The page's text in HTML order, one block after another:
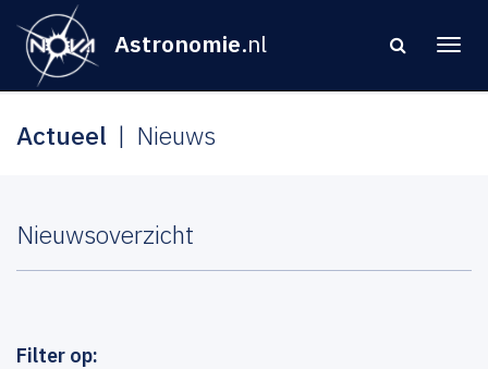
Astronomie.nl
Actueel Nieuws
Nieuwsoverzicht
Filter op: